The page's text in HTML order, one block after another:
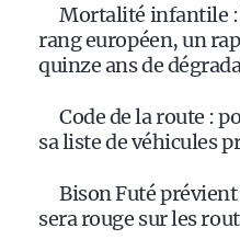
Mortalité infantile :
rang européen, un
quinze ans de
Code de la route :
sa liste de véhicules
Bison Futé
sera rouge sur les